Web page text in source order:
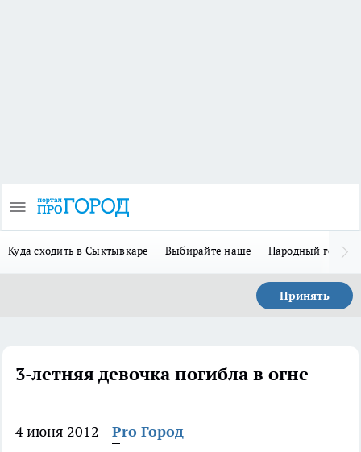
Куда сходить в Сыктывкаре Выбирайте наше Народный герой
Принять
3-летняя девочка погибла в огне
4 июня 2012
Pro Город